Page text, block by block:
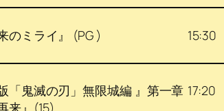
のミライ』 (PG )
「鬼滅の刃」無限城編 』第一章
15:30
17:20